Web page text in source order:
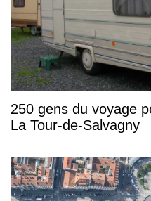
250 gens du voyage
La Tour-de-Salvagny